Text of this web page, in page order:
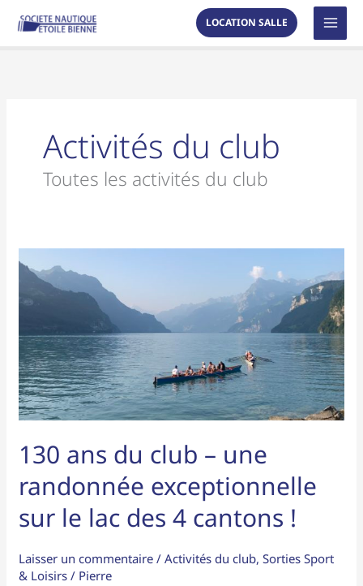
LOCATION SALLE
Activités du club
Toutes les activités du club
130 ans du club – une
randonnée exceptionnelle
sur le lac des 4 cantons !
Laisser un commentaire /Activités du club,Sorties Sport
& Loisirs / Pierre
130
ans
du
–
une
randonnée
exceptionnelle
sur
lac
des
cantons